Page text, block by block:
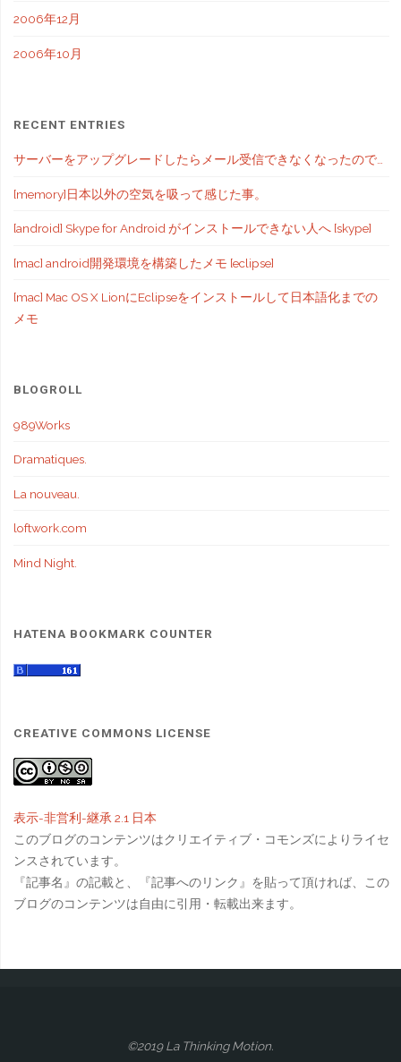
2006年12月
2006年10月
RECENT ENTRIES
サーバーをアップグレードしたらメール受信できなくなったので…
[memory]日本以外の空気を吸って感じた事。
[android] Skype for Android がインストールできない人へ [skype]
[mac] android開発環境を構築したメモ [eclipse]
[mac] Mac OS X LionにEclipseをインストールして日本語化までの
メモ
BLOGROLL
989Works
Dramatiques.
La nouveau.
loftwork.com
Mind Night.
HATENA BOOKMARK COUNTER
CREATIVE COMMONS LICENSE
表示-非営利-継承 2.1 日本
このブログのコンテンツはクリエイティブ・コモンズによりライセ
ンスされています。
『記事名』の記載と、『記事へのリンク』を貼って頂ければ、この
ブログのコンテンツは自由に引用・転載出来ます。
©2019 La Thinking Motion.